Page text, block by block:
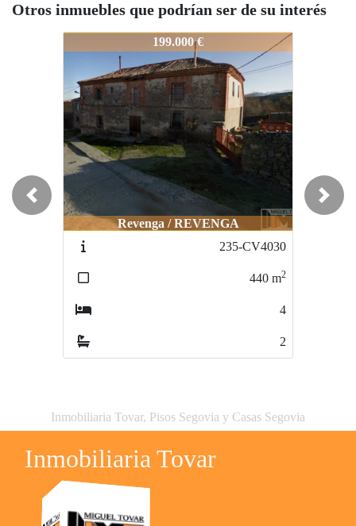
Otros inmuebles que podrían ser de su interés
199.000 €
Revenga / REVENGA
235-CV4030
m 2
270-CHV63001
Segovia / CASCO ANTOGUO
465-PV5201
Previous Next
Inmobiliaria Tovar, Pisos Segovia y Casas Segovia
Inmobiliaria Tovar